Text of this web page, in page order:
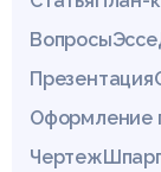
ВопросыЭссе
Презентация
Оформление
Чертеж